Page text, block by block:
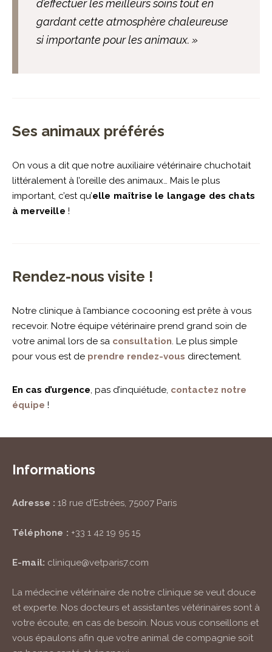
d’effectuer les meilleurs soins tout en
gardant cette atmosphère chaleureuse
si importante pour les animaux. »
Ses animaux préférés
On vous a dit que notre auxiliaire vétérinaire chuchotait
littéralement à l’oreille des animaux… Mais le plus
important, c’est qu’elle maîtrise le langage des chats
à merveille !
Rendez-nous visite !
Notre clinique à l’ambiance cocooning est prête à vous
recevoir. Notre équipe vétérinaire prend grand soin de
votre animal lors de sa consultation. Le plus simple
pour vous est de prendre rendez-vous directement.
En cas d’urgence, pas d’inquiétude, contactez notre
équipe !
Informations
Adresse : 18 rue d'Estrées, 75007 Paris
Téléphone : +33 1 42 19 95 15
E-mail: clinique@vetparis7.com
La médecine vétérinaire de notre clinique se veut douce
et experte. Nos docteurs et assistantes vétérinaires sont à
votre écoute, en cas de besoin. Nous vous conseillons et
vous épaulons afin que votre animal de compagnie soit